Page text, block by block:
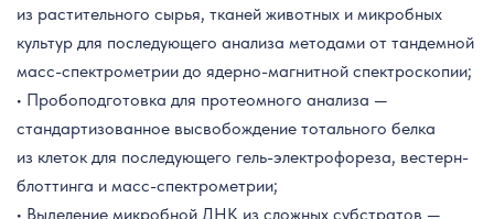
из растительного сырья, тканей животных и микробных
культур для последующего анализа методами от тандемной
масс-спектрометрии до ядерно-магнитной спектроскопии;
• Пробоподготовка для протеомного анализа —
стандартизованное высвобождение тотального белка
из клеток для последующего гель-электрофореза, вестерн-
блоттинга и масс-спектрометрии;
• Выделение микробной ДНК из сложных субстратов —